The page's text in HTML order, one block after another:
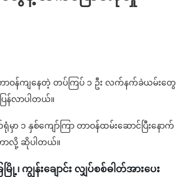
ာ တာဝန်ကျနေတဲ့ တပ်ကြပ် ၁ ဦး လက်နက်ခဲယမ်းတွေ
ြန်လာပါတယ်။
၁ နှစ်ကျော်ကြာ တာဝန်ထမ်းဆောင်ပြီးနောက်
တာလို့ ဆိုပါတယ်။
န်းချောင်း လျှပ်စစ်ဓါတ်အားပေး